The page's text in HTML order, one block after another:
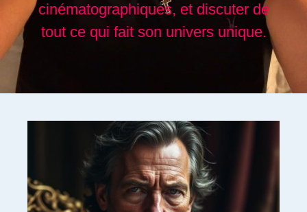
cinématographiques, et discuter de
tout ce qui fait son univers unique.